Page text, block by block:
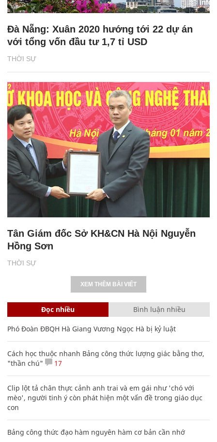
THỜI SỰ
Đà Nẵng: Xuân 2020 hướng tới 22 dự án
với tổng vốn đầu tư 1,7 tỉ USD
THỜI SỰ
Tân Giám đốc Sở KH&CN Hà Nội Nguyễn
Hồng Sơn
XEM THÊM BÀI VIẾT
Đọc nhiều Bình luận nhiều
Phó Đoàn ĐBQH Hà Giang Vương Ngọc Hà bị kỷ luật
Cách học thuộc nhanh Bảng công thức lượng giác bằng thơ,
"thần chú"
17
Clip lột tả chân thực cảnh anh trai và em gái như 'chó với
mèo', người tinh ý còn phát hiện một vấn đề trong giáo dục
con
Bảng công thức đạo hàm nguyên hàm cơ bản cần nhớ